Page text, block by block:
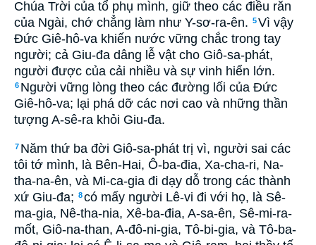
Chúa Trời của tổ phụ mình, giữ theo các điều răn
của Ngài, chớ chẳng làm như Y-sơ-ra-ên. 5Vì vậy
Ðức Giê-hô-va khiến nước vững chắc trong tay
người; cả Giu-đa dâng lễ vật cho Giô-sa-phát,
người được của cải nhiều và sự vinh hiển lớn.
6 Người vững lòng theo các đường lối của Ðức
Giê-hô-va; lại phá dỡ các nơi cao và những thần
tượng A-sê-ra khỏi Giu-đa.
7 Năm thứ ba đời Giô-sa-phát trị vì, người sai các
tôi tớ mình, là Bên-Hai, Ô-ba-đia, Xa-cha-ri, Na-
tha-na-ên, và Mi-ca-gia đi dạy dỗ trong các thành
xứ Giu-đa; 8có mấy người Lê-vi đi với họ, là Sê-
ma-gia, Nê-tha-nia, Xê-ba-đia, A-sa-ên, Sê-mi-ra-
mốt, Giô-na-than, A-đô-ni-gia, Tô-bi-gia, và Tô-ba-